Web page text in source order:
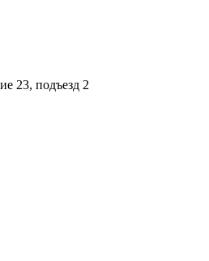
23, подъезд 2